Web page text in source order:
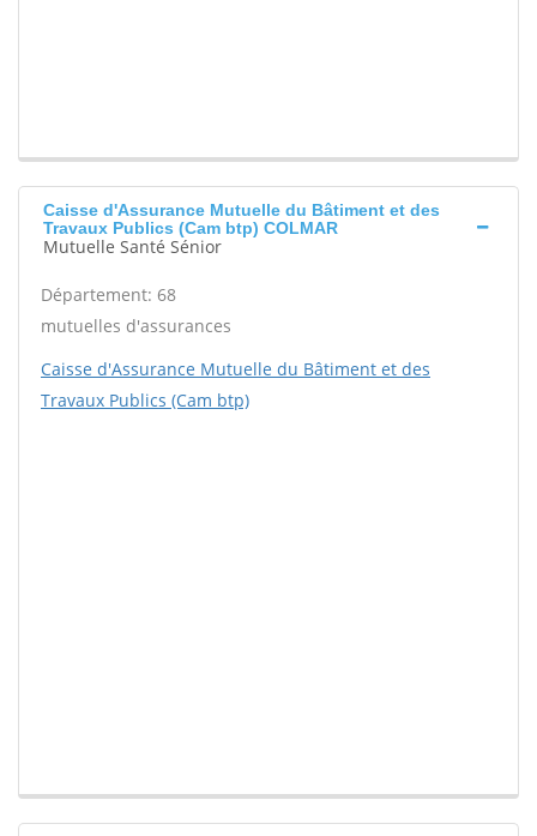
Caisse d'Assurance Mutuelle du Bâtiment et des
Travaux Publics (Cam btp) COLMAR
Mutuelle Santé Sénior
Département: 68
mutuelles d'assurances
Caisse d'Assurance Mutuelle du Bâtiment et des
Travaux Publics (Cam btp)